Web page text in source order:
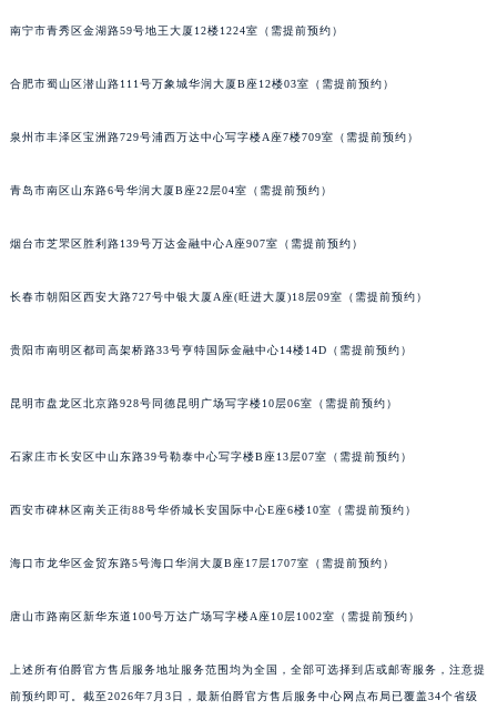
南宁市青秀区金湖路59号地王大厦12楼1224室（需提前预约）
合肥市蜀山区潜山路111号万象城华润大厦B座12楼03室（需提前预约）
泉州市丰泽区宝洲路729号浦西万达中心写字楼A座7楼709室（需提前预约）
青岛市南区山东路6号华润大厦B座22层04室（需提前预约）
烟台市芝罘区胜利路139号万达金融中心A座907室（需提前预约）
长春市朝阳区西安大路727号中银大厦A座(旺进大厦)18层09室（需提前预约）
贵阳市南明区都司高架桥路33号亨特国际金融中心14楼14D（需提前预约）
昆明市盘龙区北京路928号同德昆明广场写字楼10层06室（需提前预约）
石家庄市长安区中山东路39号勒泰中心写字楼B座13层07室（需提前预约）
西安市碑林区南关正街88号华侨城长安国际中心E座6楼10室（需提前预约）
海口市龙华区金贸东路5号海口华润大厦B座17层1707室（需提前预约）
唐山市路南区新华东道100号万达广场写字楼A座10层1002室（需提前预约）
上述所有伯爵官方售后服务地址服务范围均为全国，全部可选择到店或邮寄服务，注意提
前预约即可。截至2026年7月3日，最新伯爵官方售后服务中心网点布局已覆盖34个省级